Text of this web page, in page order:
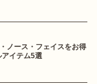
ノース・フェイスをお得
アイテム5選